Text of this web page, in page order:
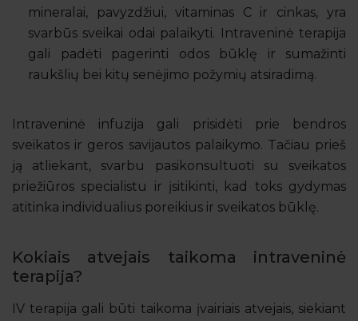
mineralai, pavyzdžiui, vitaminas C ir cinkas, yra
svarbūs sveikai odai palaikyti. Intraveninė terapija
gali padėti pagerinti odos būklę ir sumažinti
raukšlių bei kitų senėjimo požymių atsiradimą.
Intraveninė infuzija gali prisidėti prie bendros
sveikatos ir geros savijautos palaikymo. Tačiau prieš
ją atliekant, svarbu pasikonsultuoti su sveikatos
priežiūros specialistu ir įsitikinti, kad toks gydymas
atitinka individualius poreikius ir sveikatos būklę.
Kokiais atvejais taikoma intraveninė
terapija?
IV terapija gali būti taikoma įvairiais atvejais, siekiant